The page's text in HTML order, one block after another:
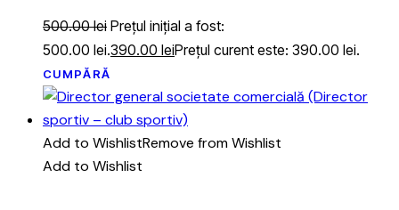
500.00lei Prețul inițial a fost:
500.00 lei.390.00 leiPrețul curent este: 390.00 lei.
CUMPĂRĂ
Add to WishlistRemove from Wishlist
Add to Wishlist